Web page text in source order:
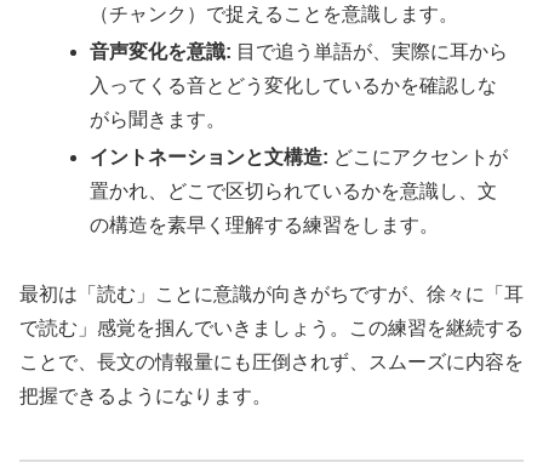
（チャンク）で捉えることを意識します。
音声変化を意識: 目で追う単語が、実際に耳から
入ってくる音とどう変化しているかを確認しな
がら聞きます。
イントネーションと文構造: どこにアクセントが
置かれ、どこで区切られているかを意識し、文
の構造を素早く理解する練習をします。
最初は「読む」ことに意識が向きがちですが、徐々に「耳
で読む」感覚を掴んでいきましょう。この練習を継続する
ことで、長文の情報量にも圧倒されず、スムーズに内容を
把握できるようになります。